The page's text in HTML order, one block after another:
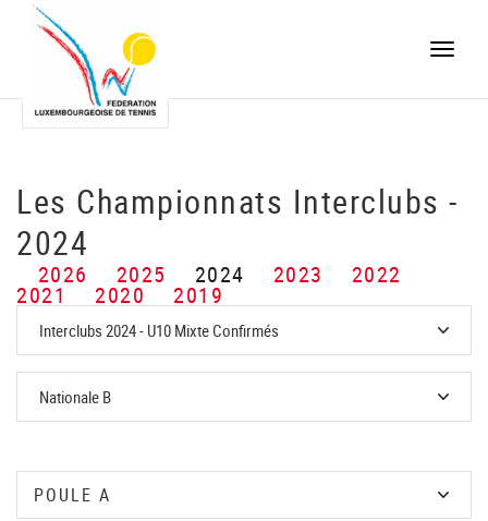
Toggle
Les Championnats Interclubs -
2024
2026 2025 2024 2023 2022
2021 2020 2019